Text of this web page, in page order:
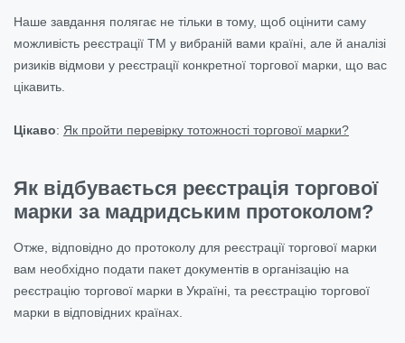
Наше завдання полягає не тільки в тому, щоб оцінити саму
можливість реєстрації ТМ у вибраній вами країні, але й аналізі
ризиків відмови у реєстрації конкретної торгової марки, що вас
цікавить.
Цікаво: Як пройти перевірку тотожності торгової марки?
Як відбувається реєстрація торгової
марки за мадридським протоколом?
Отже, відповідно до протоколу для реєстрації торгової марки
вам необхідно подати пакет документів в організацію на
реєстрацію торгової марки в Україні, та реєстрацію торгової
марки в відповідних країнах.